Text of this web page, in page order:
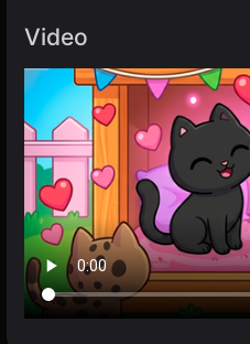
Video